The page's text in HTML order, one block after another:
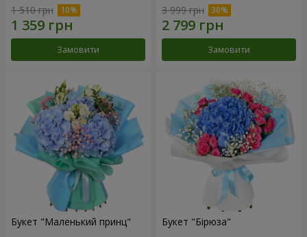
1 510 грн
Замовити
3 999 грн
Замовити
Букет "Маленький принц" Букет "Бірюза"